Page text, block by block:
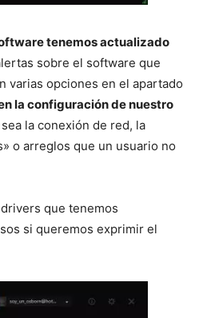
tenemos actualizado
sobre el software que
varias opciones en el apartado
la configuración de nuestro
la conexión de red, la
o arreglos que un usuario no
que tenemos
si queremos exprimir el